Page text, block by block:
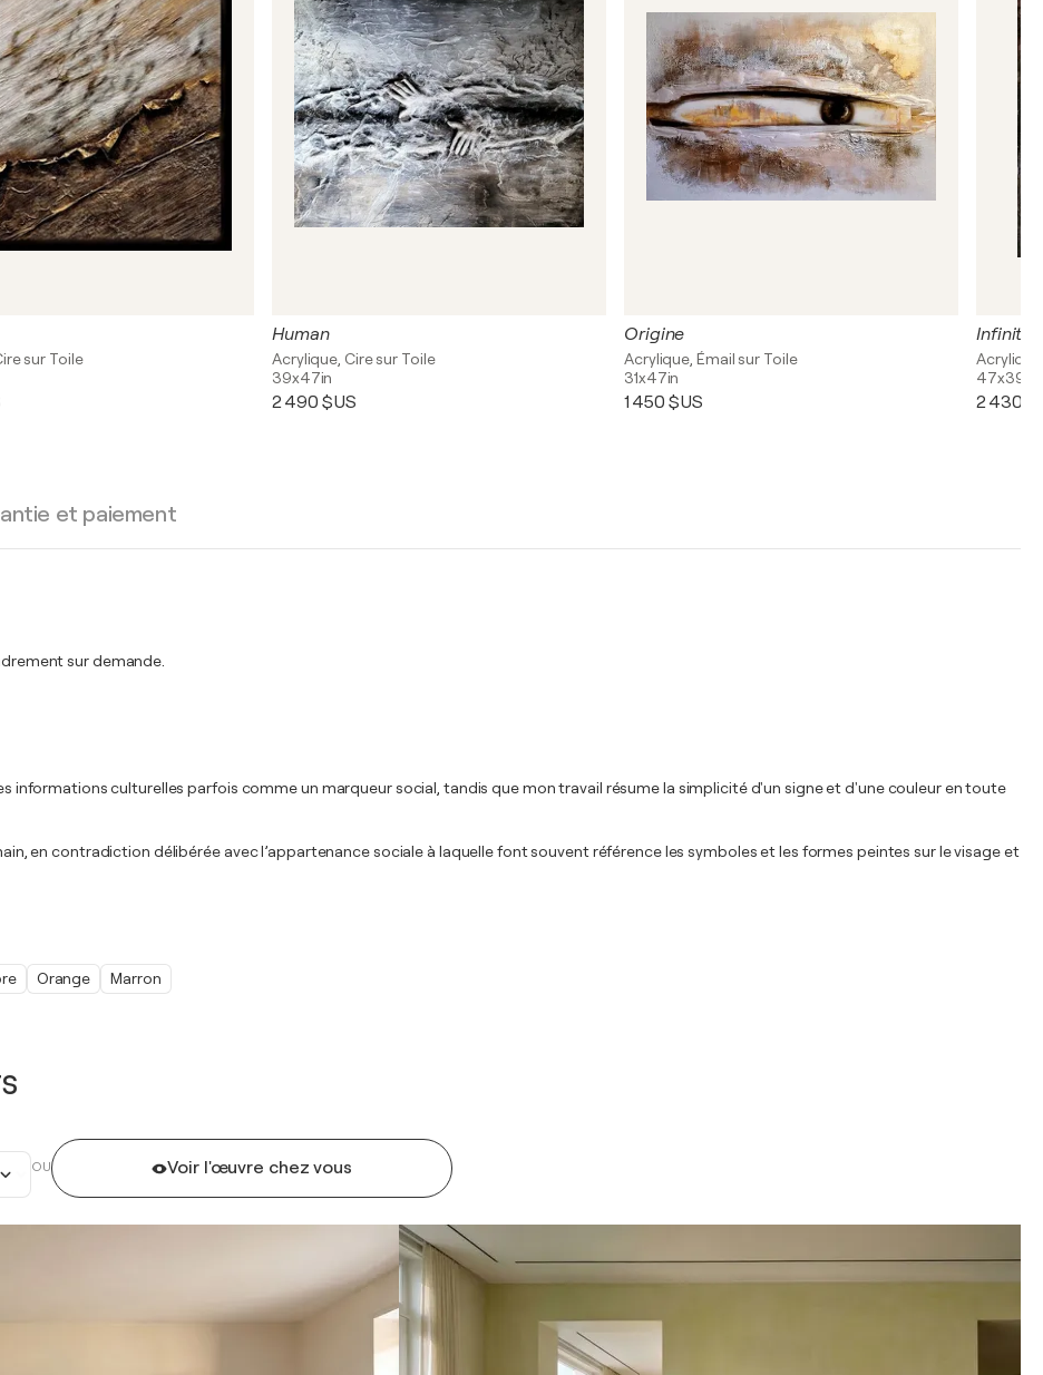
OU Voir l'œuvre chez vous
sur Toile
Human
Acrylique, Cire sur Toile
39x47in
2 490 $US
Origine
Acrylique, Émail sur Toile
31x47in
1 450 $US
Infinita
47x39in
2 430
et paiement
sur demande.
informations culturelles parfois comme un marqueur social, tandis que mon travail résume la simplicité d'un signe et d'une couleur en toute
en contradiction délibérée avec l’appartenance sociale à laquelle font souvent référence les symboles et les formes peintes sur le visage et
Orange Marron